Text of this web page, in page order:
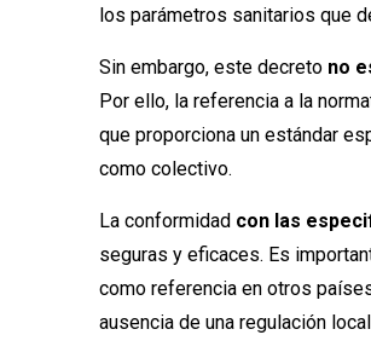
los parámetros sanitarios que
Sin embargo, este decreto no
Por ello, la referencia a la
que proporciona un estándar
como colectivo.
La conformidad con las
seguras y eficaces. Es
como referencia en otros
ausencia de una regulación